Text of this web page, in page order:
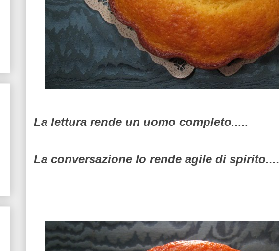
La lettura rende un uomo completo.....
La conversazione lo rende agile di spirito....